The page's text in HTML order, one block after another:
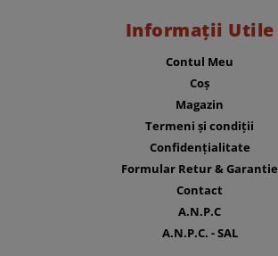
Informații Utile
Contul Meu
Coș
Magazin
Termeni și condiții
Confidențialitate
Formular Retur & Garantie
Contact
A.N.P.C
A.N.P.C. - SAL